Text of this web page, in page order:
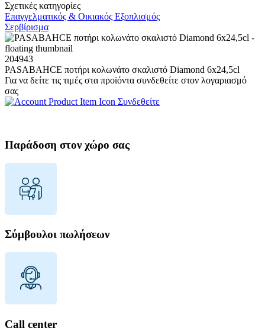
Σχετικές κατηγορίες
Επαγγελματικός & Οικιακός Εξοπλισμός
Σερβίρισμα
204943
PASABAHCE ποτήρι κολωνάτο σκαλιστό Diamond 6x24,5cl
Για να δείτε τις τιμές στα προϊόντα συνδεθείτε στον λογαριασμό
σας
Συνδεθείτε
Παράδοση στον χώρο σας
Σύμβουλοι πωλήσεων
Call center